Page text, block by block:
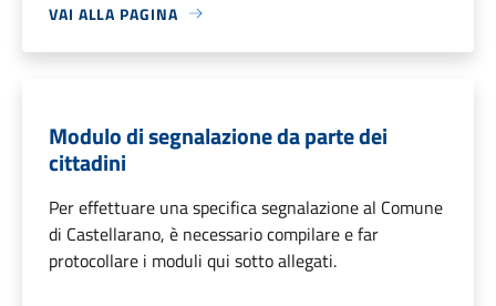
VAI ALLA PAGINA
Modulo di segnalazione da parte dei
cittadini
Per effettuare una specifica segnalazione al Comune
di Castellarano, è necessario compilare e far
protocollare i moduli qui sotto allegati.